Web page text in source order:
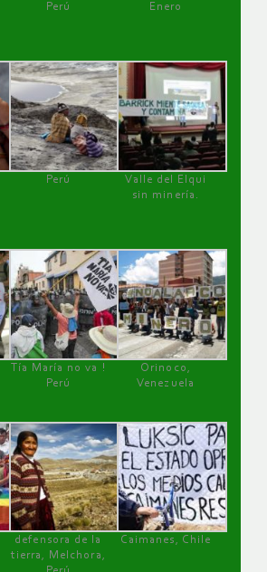
Perú
Enero
Perú
Valle del Elqui
sin minería.
Tía María no va !
Perú
Orinoco,
Venezuela
defensora de la
tierra, Melchora,
Caimanes, Chile